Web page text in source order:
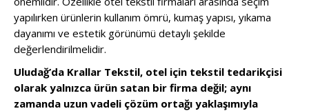
yapılırken ürünlerin kullanım ömrü, kumaş yapısı, yıkama
dayanımı ve estetik görünümü detaylı şekilde
değerlendirilmelidir.
Uludağ’da Krallar Tekstil, otel için tekstil tedarikçisi
olarak yalnızca ürün satan bir firma değil; aynı
zamanda uzun vadeli çözüm ortağı yaklaşımıyla